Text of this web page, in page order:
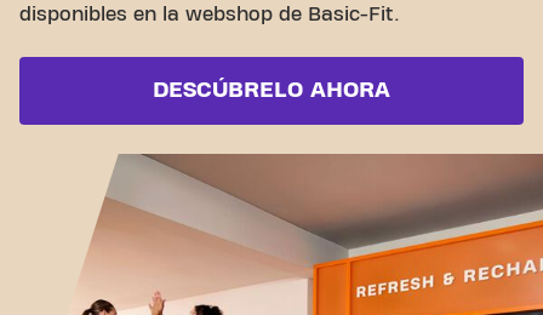
disponibles en la webshop de Basic-Fit.
DESCÚBRELO AHORA